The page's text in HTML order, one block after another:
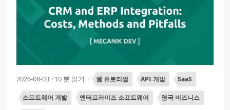
2026-08-03 10 분 읽기 웹 튜토리얼 API 개발 SaaS
소프트웨어 개발 엔터프라이즈 소프트웨어 영국 비즈니스